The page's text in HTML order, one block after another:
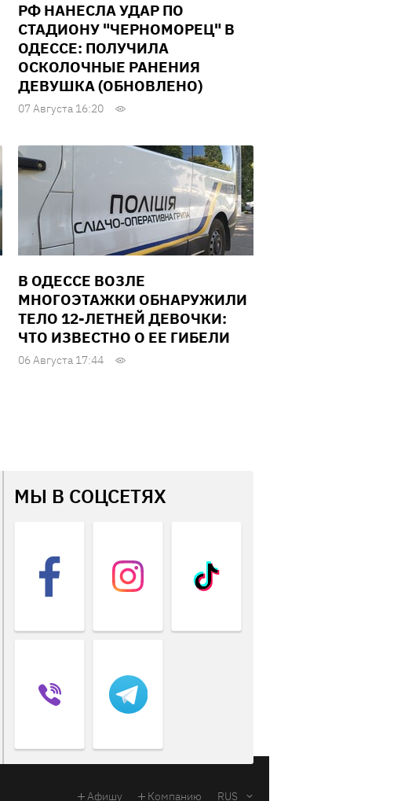
РФ НАНЕСЛА УДАР ПО
СТАДИОНУ "ЧЕРНОМОРЕЦ" В
ОДЕССЕ: ПОЛУЧИЛА
ОСКОЛОЧНЫЕ РАНЕНИЯ
ДЕВУШКА (ОБНОВЛЕНО)
07 Августа 16:20
В ОДЕССЕ ВОЗЛЕ
МНОГОЭТАЖКИ ОБНАРУЖИЛИ
ТЕЛО 12-ЛЕТНЕЙ ДЕВОЧКИ:
ЧТО ИЗВЕСТНО О ЕЕ ГИБЕЛИ
06 Августа 17:44
МЫ В СОЦСЕТЯХ
Афишу Компанию RUS